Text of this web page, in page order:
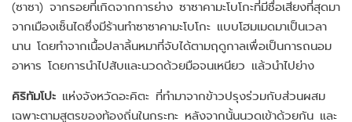
(ซาซา) จากรอยที่เกิดจากการย่าง ซาซาคามะโบโกะที่มีชื่อเสียงที่สุดมา
จากเมืองเซ็นไดซึ่งมีร้านทำซาซาคามะโบโกะ แบบโฮมเมดมาเป็นเวลา
นาน โดยทำจากเนื้อปลาลิ้นหมาที่จับได้ตามฤดูกาลเพื่อเป็นการถนอม
อาหาร โดยการนำไปสับและนวดด้วยมือจนเหนียว แล้วนำไปย่าง
คิริทัมโปะ แห่งจังหวัดอะคิตะ ที่ทำมาจากข้าวปรุงร่วมกับส่วนผสม
เฉพาะตามสูตรของท้องถิ่นในกระทะ หลังจากนั้นนวดเข้าด้วยกัน และ